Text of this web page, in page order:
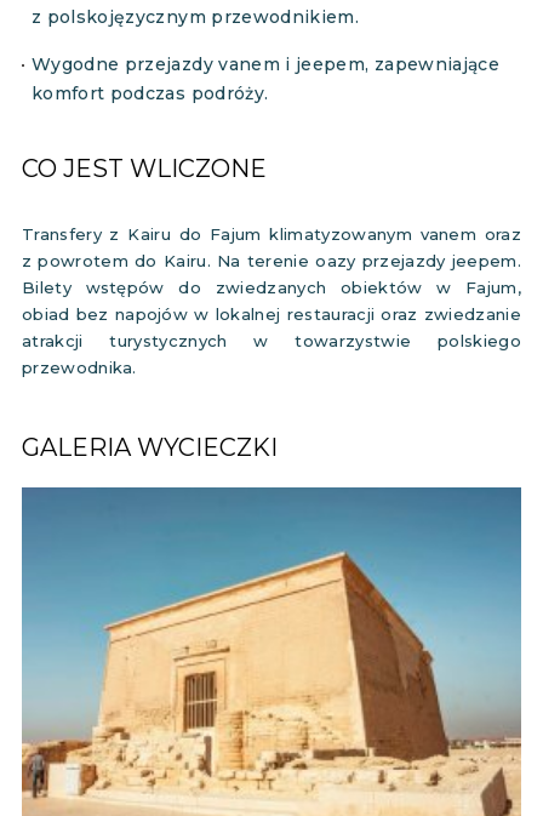
z polskojęzycznym przewodnikiem.
Wygodne przejazdy vanem i jeepem, zapewniające
komfort podczas podróży.
CO JEST WLICZONE
Transfery z Kairu do Fajum klimatyzowanym vanem oraz
z powrotem do Kairu. Na terenie oazy przejazdy jeepem.
Bilety wstępów do zwiedzanych obiektów w Fajum,
obiad bez napojów w lokalnej restauracji oraz zwiedzanie
atrakcji turystycznych w towarzystwie polskiego
przewodnika.
GALERIA WYCIECZKI